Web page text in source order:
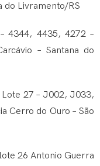
do Livramento/RS
4344, 4435, 4272 –
– Santana do
Lote 27 – J002, J033,
Cerro do Ouro – São
26 Antonio Guerra